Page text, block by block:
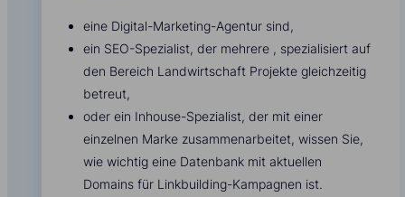
eine Digital-Marketing-Agentur sind,
ein SEO-Spezialist, der mehrere , spezialisiert auf
den Bereich Landwirtschaft Projekte gleichzeitig
betreut,
oder ein Inhouse-Spezialist, der mit einer
einzelnen Marke zusammenarbeitet, wissen Sie,
wie wichtig eine Datenbank mit aktuellen
Domains für Linkbuilding-Kampagnen ist.